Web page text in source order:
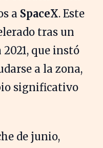
a SpaceX. Este
tras un
2021, que instó
a la zona,
significativo
de junio,